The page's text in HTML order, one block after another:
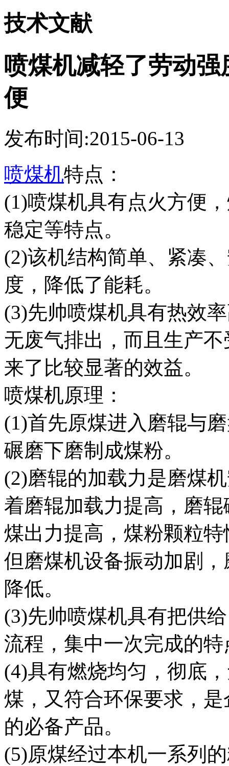
技术文献
喷煤机减轻了劳动
便
发布时间:2015-06-13
喷煤机特点：
(1)喷煤机具有点火方便
稳定等特点。
(2)该机结构简单、紧凑
度，降低了能耗。
(3)先帅喷煤机具有热效
无废气排出，而且生产
来了比较显著的效益。
喷煤机原理：
(1)首先原煤进入磨辊与
碾磨下磨制成煤粉。
(2)磨辊的加载力是磨煤
着磨辊加载力提高，磨
煤出力提高，煤粉颗粒
但磨煤机设备振动加剧
降低。
(3)先帅喷煤机具有把供
流程，集中一次完成的特
(4)具有燃烧均匀，彻底
煤，又符合环保要求，
的必备产品。
(5)原煤经过本机一系列